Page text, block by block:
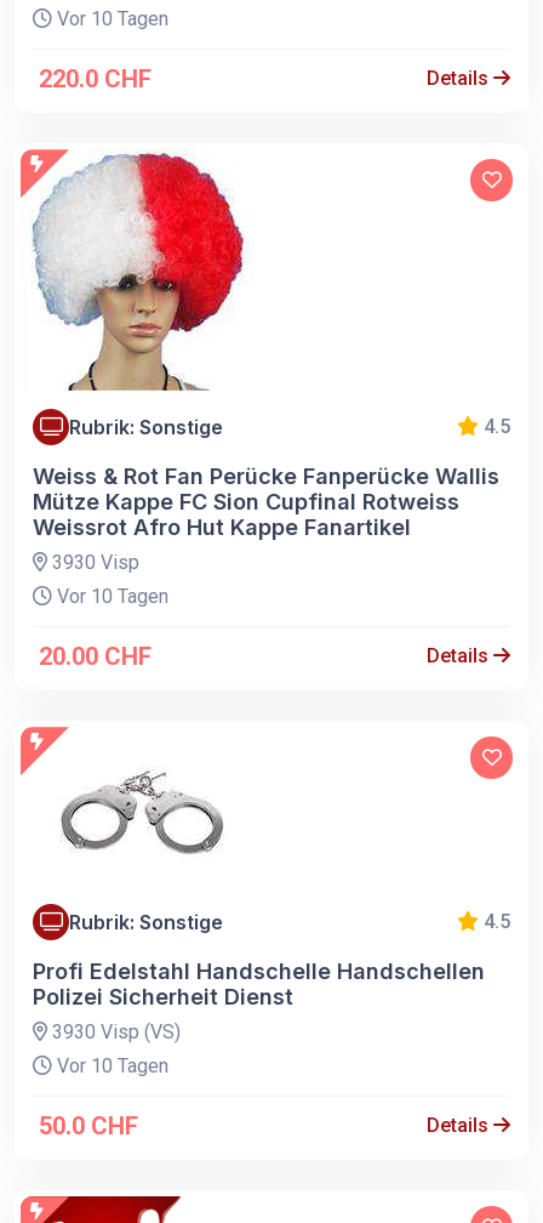
Vor 10 Tagen
220.0 CHF Details
Rubrik: Sonstige 4.5
Weiss & Rot Fan Perücke Fanperücke Wallis
Mütze Kappe FC Sion Cupfinal Rotweiss
Weissrot Afro Hut Kappe Fanartikel
3930 Visp
Vor 10 Tagen
20.00 CHF Details
Rubrik: Sonstige 4.5
Profi Edelstahl Handschelle Handschellen
Polizei Sicherheit Dienst
3930 Visp (VS)
Vor 10 Tagen
50.0 CHF Details